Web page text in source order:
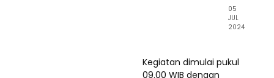
05
JUL
2024
Kegiatan dimulai pukul
09.00 WIB dengan